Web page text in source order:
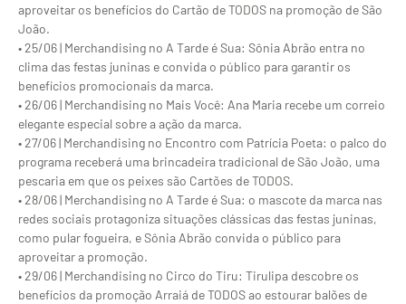
aproveitar os benefícios do Cartão de TODOS na promoção de São
João.
• 25/06 | Merchandising no A Tarde é Sua: Sônia Abrão entra no
clima das festas juninas e convida o público para garantir os
benefícios promocionais da marca.
• 26/06 | Merchandising no Mais Você: Ana Maria recebe um correio
elegante especial sobre a ação da marca.
• 27/06 | Merchandising no Encontro com Patrícia Poeta: o palco do
programa receberá uma brincadeira tradicional de São João, uma
pescaria em que os peixes são Cartões de TODOS.
• 28/06 | Merchandising no A Tarde é Sua: o mascote da marca nas
redes sociais protagoniza situações clássicas das festas juninas,
como pular fogueira, e Sônia Abrão convida o público para
aproveitar a promoção.
• 29/06 | Merchandising no Circo do Tiru: Tirulipa descobre os
benefícios da promoção Arraiá de TODOS ao estourar balões de